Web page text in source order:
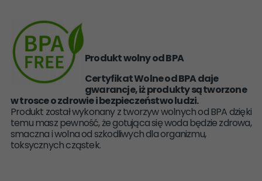
Produkt wolny od BPA
Certyfikat Wolne od BPA daje
gwarancje, iż produkty są tworzone
w trosce o zdrowie i bezpieczeństwo ludzi.
Produkt został wykonany z tworzyw wolnych od BPA dzięki
temu masz pewność, że gotująca się woda będzie zdrowa,
smaczna i wolna od szkodliwych dla organizmu,
toksycznych cząstek.